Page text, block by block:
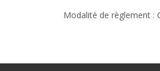
Modalité de règlement :